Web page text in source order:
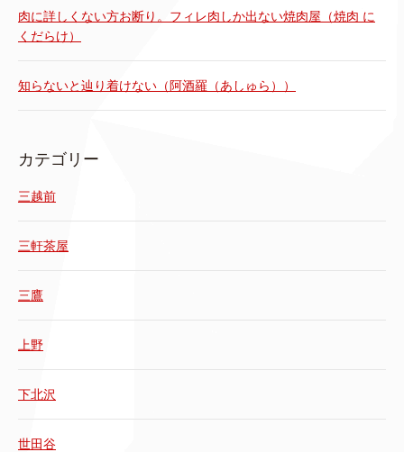
肉に詳しくない方お断り。フィレ肉しか出ない焼肉屋（焼肉 に
くだらけ）
知らないと辿り着けない（阿酒羅（あしゅら））
カテゴリー
三越前
三軒茶屋
三鷹
上野
下北沢
世田谷